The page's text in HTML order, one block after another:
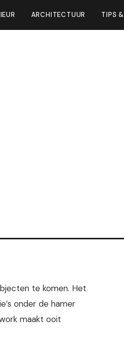
ARCHITECTUUR TIPS
te komen. Het
onder de hamer
maakt ooit